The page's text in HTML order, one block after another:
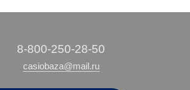
‭8-800-250-28-50
casiobaza@mail.ru